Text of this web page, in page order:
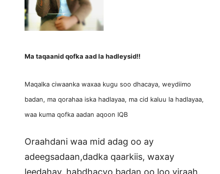
Ma taqaanid qofka aad la hadleysid!!
Maqalka ciwaanka waxaa kugu soo dhacaya, weydiimo
badan, ma qorahaa iska hadlayaa, ma cid kaluu la hadlayaa,
waa kuma qofka aadan aqoon IQB
Oraahdani waa mid adag oo ay
adeegsadaan,dadka qaarkiis, waxay
leedahay, habdhacyo badan oo loo yiraah,